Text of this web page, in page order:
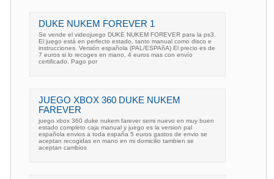
DUKE NUKEM FOREVER 1
Se vende el videojuego DUKE NUKEM FOREVER para la ps3.
El juego está en perfecto estado, tanto manual como disco e
instrucciones. Versión española (PAL/ESPAñA) El precio es de
7 euros si lo recoges en mano, 4 euros mas con envío
certificado. Pago por
JUEGO XBOX 360 DUKE NUKEM
FAREVER
juego xbox 360 duke nukem farever semi nuevo en muy buen
estado completo caja manual y juego es la version pal
española envios a toda españa 5 euros gastos de envio se
aceptan recogidas en mano en mi domicilio tambien se
aceptan cambios